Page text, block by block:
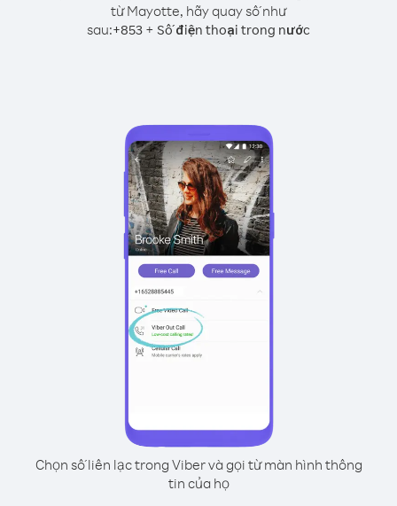
từ Mayotte, hãy quay số như
sau:+853 + Số điện thoại trong nước
Chọn số liên lạc trong Viber và gọi từ màn hình thông
tin của họ